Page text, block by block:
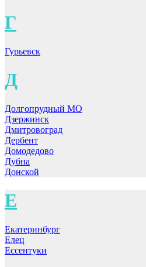
Г
Гурьевск
Д
Долгопрудный МО
Дзержинск
Дмитровоград
Дербент
Домодедово
Дубна
Донской
Е
Екатеринбург
Елец
Ессентуки